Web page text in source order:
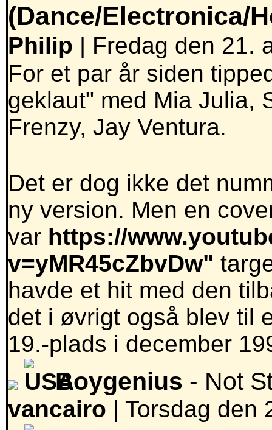
(Dance/Electronica/
Philip | Fredag den 21.
For et par år siden
geklaut" med Mia Julia,
Frenzy, Jay Ventura.
Det er dog ikke det
ny version. Men en
var https://
v=yMR45cZbvDw"
havde et hit med den
det i øvrigt også blev til
19.-plads i december
Boygenius - Not
vancairo | Torsdag den